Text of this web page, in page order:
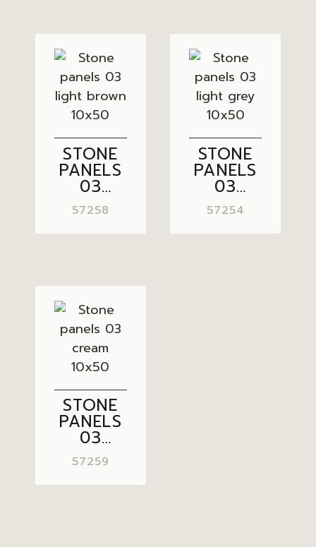
STONE
PANELS
03
LIGHT
BROWN
10×50
57258
STONE
PANELS
03
LIGHT
GREY
10×50
57254
STONE
PANELS
03
CREAM
10×50
57259